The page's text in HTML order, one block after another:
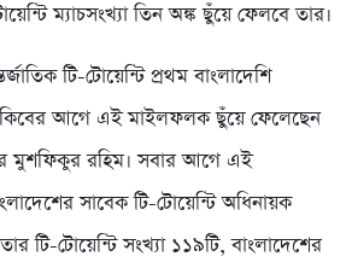
ম্যাচসংখ্যা তিন অঙ্ক ছুঁয়ে ফেলবে তার।
টি-টোয়েন্টি প্রথম বাংলাদেশি
আগে এই মাইলফলক ছুঁয়ে ফেলেছেন
মুশফিকুর রহিম। সবার আগে এই
সাবেক টি-টোয়েন্টি অধিনায়ক
টি-টোয়েন্টি সংখ্যা ১১৯টি, বাংলাদেশের